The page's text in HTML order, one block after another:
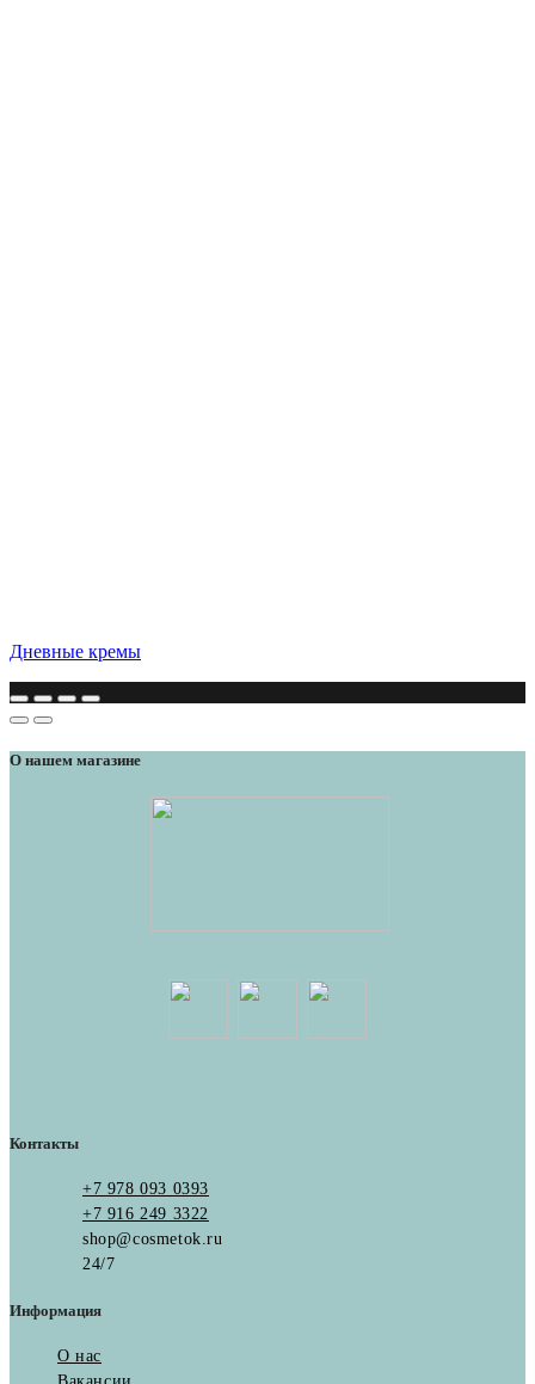
Дневные кремы
О нашем магазине
Контакты
+7 978 093 0393
+7 916 249 3322
shop@cosmetok.ru
24/7
Информация
О нас